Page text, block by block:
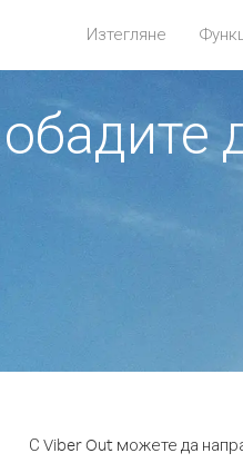
Изтегляне
С Viber Out можете да